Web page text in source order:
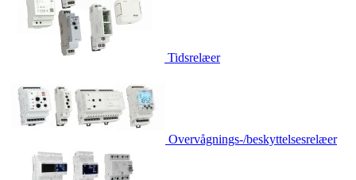
Tidsrelæer
Overvågnings-/beskyttelsesrelæer